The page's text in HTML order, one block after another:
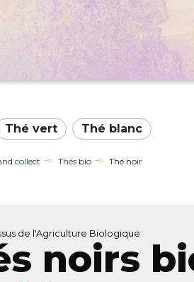
Thé vert Thé blanc
collect Thés bio Thé noir
de l'Agriculture Biologique
noirs